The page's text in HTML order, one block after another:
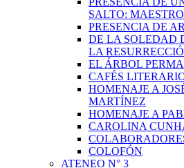
SALTO:
PRESENCIA DE
DE LA SOLEDAD
LA
EL ÁRBOL
CAFÉS
HOMENAJE A
MARTÍNEZ
HOMENAJE A
CAROLINA
COLOFÓN
ATENEO N° 3